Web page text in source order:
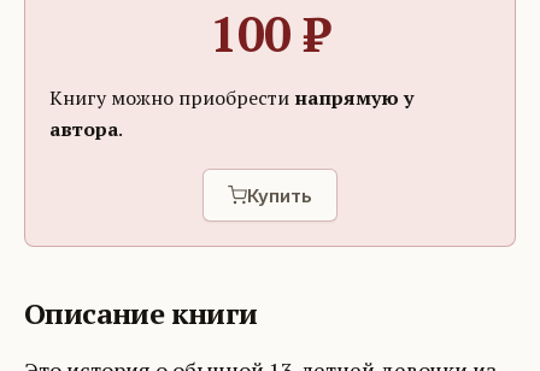
100₽
Книгу можно приобрести напрямую у
автора.
Купить
Описание книги